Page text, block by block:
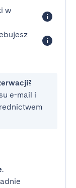
w
e-mail i
.